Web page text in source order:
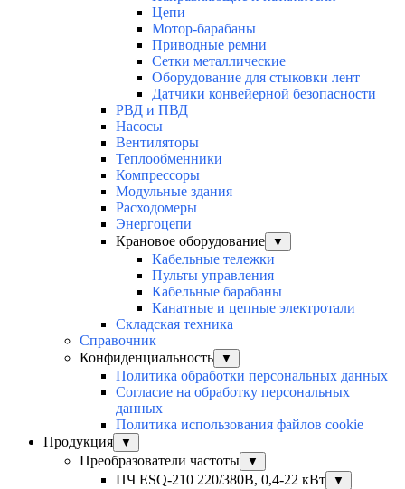
Цепи
Мотор-барабаны
Приводные ремни
Сетки металлические
Оборудование для стыковки лент
Датчики конвейерной безопасности
РВД и ПВД
Насосы
Вентиляторы
Теплообменники
Компрессоры
Модульные здания
Расходомеры
Энергоцепи
Крановое оборудование
▼
Кабельные тележки
Пульты управления
Кабельные барабаны
Канатные и цепные электротали
Складская техника
Справочник
Конфиденциальность
▼
Политика обработки персональных данных
Согласие на обработку персональных
данных
Политика использования файлов cookie
Продукция
▼
Преобразователи частоты ▼
ПЧ ESQ-210 220/380В, 0,4-22 кВт ▼